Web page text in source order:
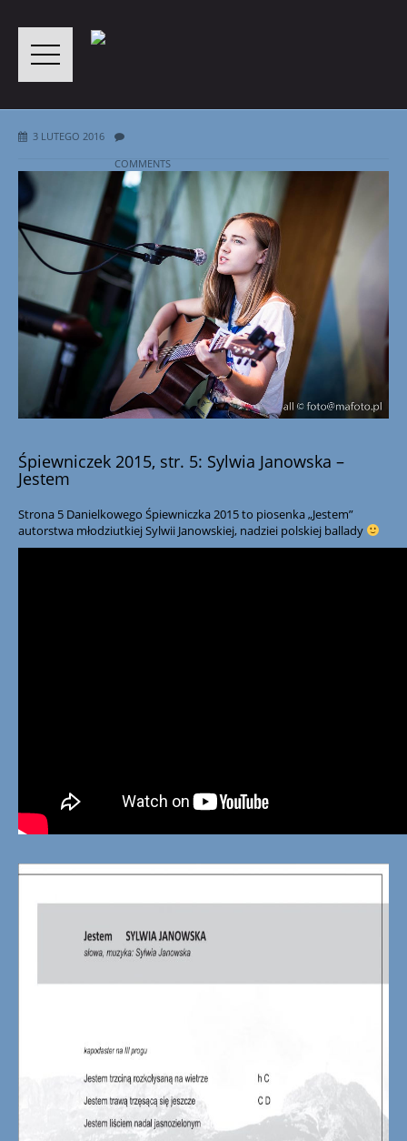
3 LUTEGO 2016
COMMENTS
Śpiewniczek 2015, str. 5: Sylwia Janowska –
Jestem
Strona 5 Danielkowego Śpiewniczka 2015 to piosenka „Jestem”
autorstwa młodziutkiej Sylwii Janowskiej, nadziei polskiej ballady